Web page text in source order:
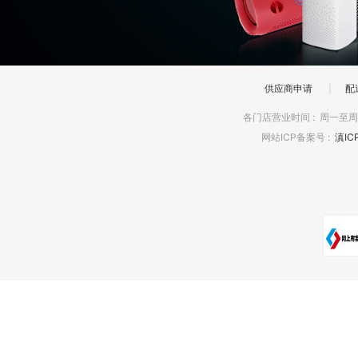
供应商申请 配
各门店营业时间 : 周一至
网站ICP备案号 : 滇